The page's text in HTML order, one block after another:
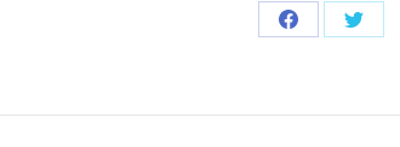
Share
Share